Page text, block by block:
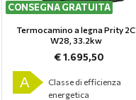
CONSEGNA GRATUITA
Termocamino a legna Prity 2C
W28, 33.2kw
€ 1.695,50
A
Classe di efficienza
energetica